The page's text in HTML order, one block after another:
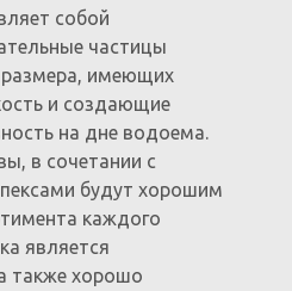
собой
частицы
размера, имеющих
и создающие
на дне водоема.
в сочетании с
будут хорошим
каждого
является
также хорошо